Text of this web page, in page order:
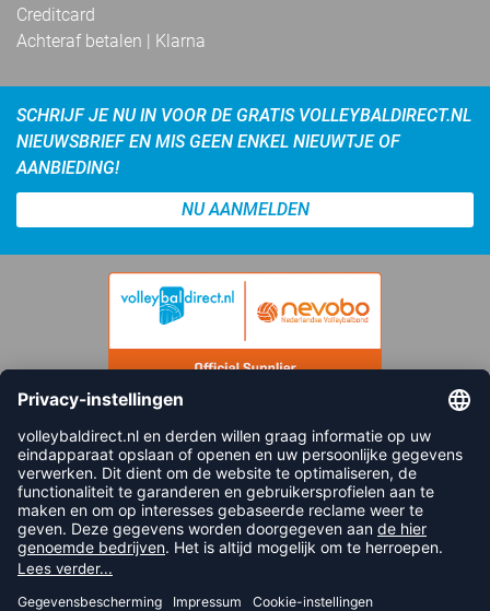
Creditcard
Achteraf betalen | Klarna
SCHRIJF JE NU IN VOOR DE GRATIS VOLLEYBALDIRECT.NL
NIEUWSBRIEF EN MIS GEEN ENKEL NIEUWTJE OF
AANBIEDING!
NU AANMELDEN
FOLLOW US